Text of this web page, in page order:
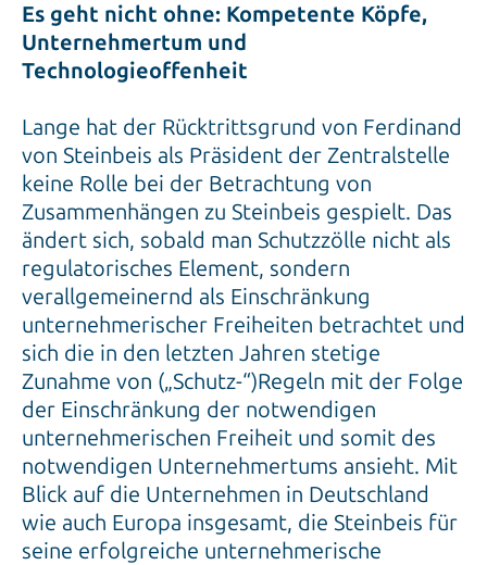
Es geht nicht ohne: Kompetente Köpfe,
Unternehmertum und
Technologieoffenheit
Lange hat der Rücktrittsgrund von Ferdinand
von Steinbeis als Präsident der Zentralstelle
keine Rolle bei der Betrachtung von
Zusammenhängen zu Steinbeis gespielt. Das
ändert sich, sobald man Schutzzölle nicht als
regulatorisches Element, sondern
verallgemeinernd als Einschränkung
unternehmerischer Freiheiten betrachtet und
sich die in den letzten Jahren stetige
Zunahme von („Schutz-“)Regeln mit der Folge
der Einschränkung der notwendigen
unternehmerischen Freiheit und somit des
notwendigen Unternehmertums ansieht. Mit
Blick auf die Unternehmen in Deutschland
wie auch Europa insgesamt, die Steinbeis für
seine erfolgreiche unternehmerische